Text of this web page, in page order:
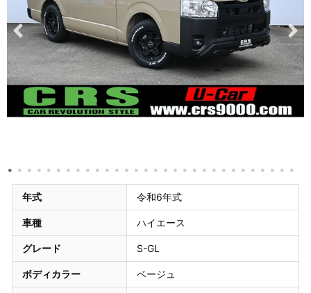
年式 令和6年式
車種 ハイエース
グレード S-GL
ボディカラー ベージュ